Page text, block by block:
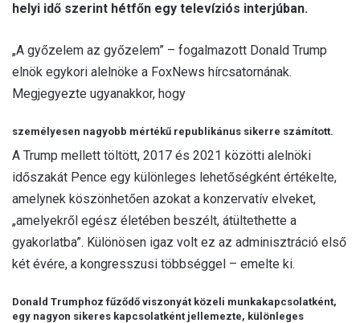
helyi idő szerint hétfőn egy televíziós interjúban.
„A győzelem az győzelem” – fogalmazott Donald Trump
elnök egykori alelnöke a FoxNews hírcsatornának.
Megjegyezte ugyanakkor, hogy
személyesen nagyobb mértékű republikánus sikerre számított.
A Trump mellett töltött, 2017 és 2021 közötti alelnöki
időszakát Pence egy különleges lehetőségként értékelte,
amelynek köszönhetően azokat a konzervatív elveket,
„amelyekről egész életében beszélt, átültethette a
gyakorlatba”. Különösen igaz volt ez az adminisztráció első
két évére, a kongresszusi többséggel – emelte ki.
Donald Trumphoz fűződő viszonyát közeli munkakapcsolatként,
egy nagyon sikeres kapcsolatként jellemezte, különleges